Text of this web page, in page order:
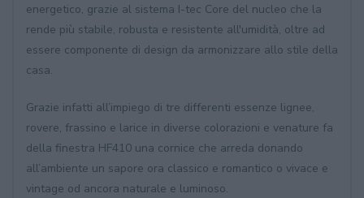
energetico, grazie al sistema I-tec Core del nucleo che la
rende più stabile, robusta e resistente all'umidità, oltre ad
essere componente di design da armonizzare allo stile della
casa.
Grazie infatti all’impiego di tre differenti essenze lignee,
rovere, frassino e larice in diverse colorazioni e venature fa
della finestra HF410 una cornice che arreda donando
all’ambiente un sapore ora classico e romantico o vivace e
vintage od ancora naturale e luminoso.